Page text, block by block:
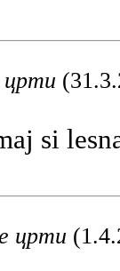
црти
si
црти